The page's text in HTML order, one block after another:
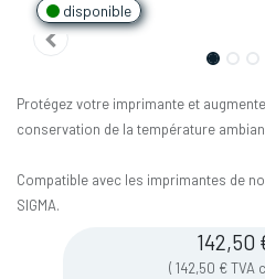
disponible
Protégez votre imprimante et
conservation de la température
Compatible avec les imprimantes de
SIGMA.
142,50
( 142,50 €TVA